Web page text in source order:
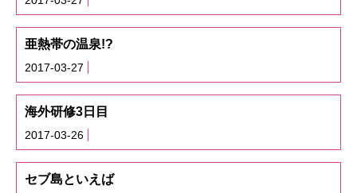
亜熱帯の温泉!?
2017-03-27
海外研修3日目
2017-03-26
セブ島といえば